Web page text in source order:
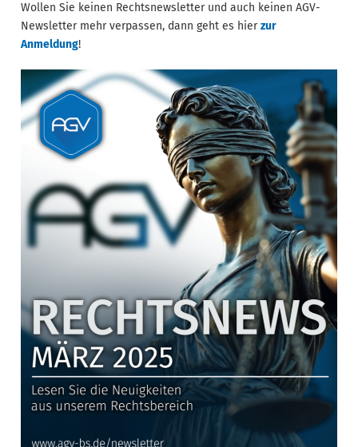
Wollen Sie keinen Rechtsnewsletter und auch keinen AGV-
Newsletter mehr verpassen, dann geht es hierzur
Anmeldung!